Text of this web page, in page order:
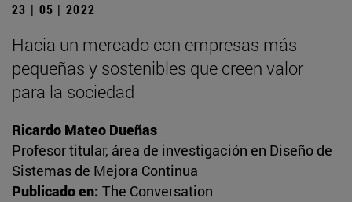
23 | 05 | 2022
Hacia un mercado con empresas más
pequeñas y sostenibles que creen valor
para la sociedad
Ricardo Mateo Dueñas
Profesor titular, área de investigación en Diseño de
Sistemas de Mejora Continua
Publicado en: The Conversation